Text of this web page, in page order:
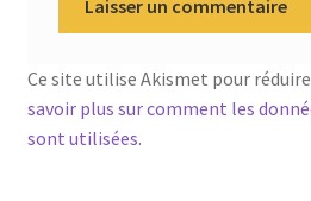
Ce site utilise Akismet pour
savoir plus sur comment les
sont utilisées.